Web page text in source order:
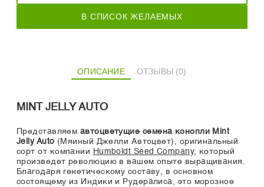
В СПИСОК ЖЕЛАЕМЫХ
ОПИСАНИЕ ОТЗЫВЫ (0)
MINT JELLY AUTO
Представляем автоцветущие семена конопли Mint
Jelly Auto (Мяиный Джелли Автоцвет), оригинальный
сорт от компании Humboldt Seed Company, который
произведет революцию в вашем опыте выращивания.
Благодаря генетическому составу, в основном
состоящему из Индики и Рудералиса, это морозное